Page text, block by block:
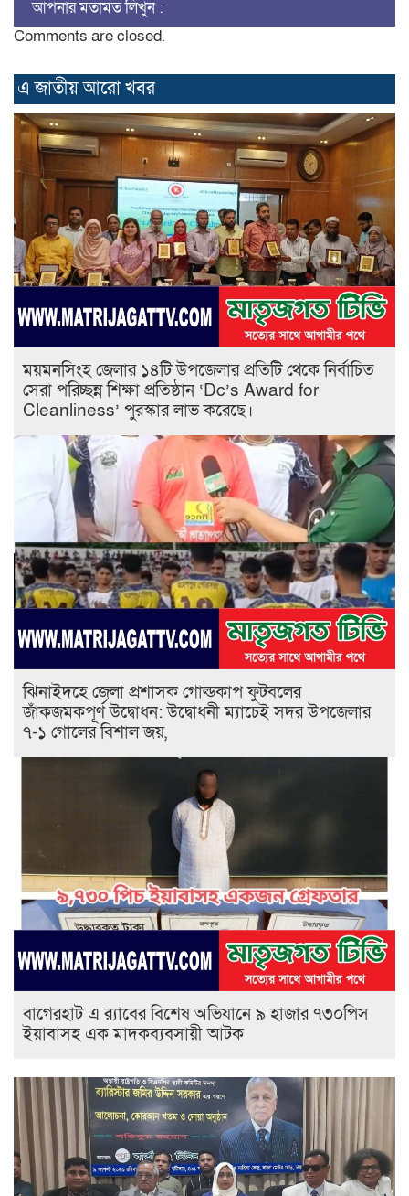
আপনার মতামত লিখুন :
Comments are closed.
এ জাতীয় আরো ‍খবর
ময়মনসিংহ জেলার ১৪টি উপজেলার প্রতিটি থেকে নির্বাচিত
সেরা পরিচ্ছন্ন শিক্ষা প্রতিষ্ঠান ‘Dc’s Award for
Cleanliness’ পুরস্কার লাভ করেছে।
ঝিনাইদহে জেলা প্রশাসক গোল্ডকাপ ফুটবলের
জাঁকজমকপূর্ণ উদ্বোধন: উদ্বোধনী ম্যাচেই সদর উপজেলার
৭-১ গোলের বিশাল জয়,
বাগেরহাট এ র‌্যাবের বিশেষ অভিযানে ৯ হাজার ৭৩০পিস
ইয়াবাসহ এক মাদকব্যবসায়ী আটক